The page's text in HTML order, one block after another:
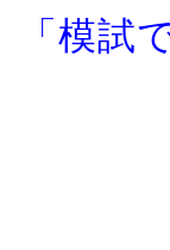
「模試